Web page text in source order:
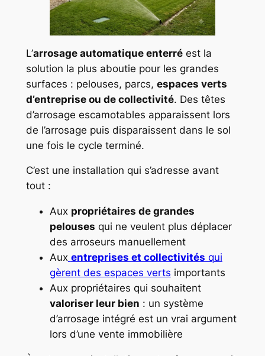
L’arrosage automatique enterréest la
solution la plus aboutie pour les grandes
surfaces : pelouses, parcs, espaces verts
d’entreprise ou de collectivité. Des têtes
d’arrosage escamotables apparaissent lors
de l’arrosage puis disparaissent dans le sol
une fois le cycle terminé.
C’est une installation qui s’adresse avant
tout :
Aux propriétaires de grandes
pelouses qui ne veulent plus déplacer
des arroseurs manuellement
Aux entreprises et collectivités qui
gèrent des espaces verts importants
Aux propriétaires qui souhaitent
valoriser leur bien : un système
d’arrosage intégré est un vrai argument
lors d’une vente immobilière